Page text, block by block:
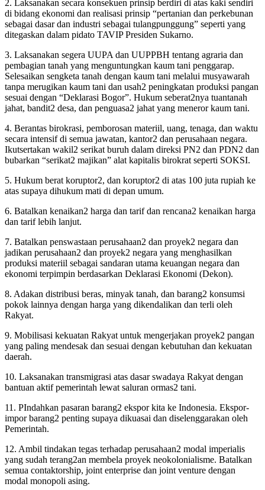
2. Laksanakan secara konsekuen prinsip berdiri di atas kaki sendiri
di bidang ekonomi dan realisasi prinsip “pertanian dan perkebunan
sebagai dasar dan industri sebagai tulangpunggung” seperti yang
ditegaskan dalam pidato TAVIP Presiden Sukarno.
3. Laksanakan segera UUPA dan UUPPBH tentang agraria dan
pembagian tanah yang menguntungkan kaum tani penggarap.
Selesaikan sengketa tanah dengan kaum tani melalui musyawarah
tanpa merugikan kaum tani dan usah2 peningkatan produksi pangan
sesuai dengan “Deklarasi Bogor”. Hukum seberat2nya tuantanah
jahat, bandit2 desa, dan penguasa2 jahat yang meneror kaum tani.
4. Berantas birokrasi, pemborosan materiil, uang, tenaga, dan waktu
secara intensif di semua jawatan, kantor2 dan perusahaan negara.
Ikutsertakan wakil2 serikat buruh dalam direksi PN2 dan PDN2 dan
bubarkan “serikat2 majikan” alat kapitalis birokrat seperti SOKSI.
5. Hukum berat koruptor2, dan koruptor2 di atas 100 juta rupiah ke
atas supaya dihukum mati di depan umum.
6. Batalkan kenaikan2 harga dan tarif dan rencana2 kenaikan harga
dan tarif lebih lanjut.
7. Batalkan penswastaan perusahaan2 dan proyek2 negara dan
jadikan perusahaan2 dan proyek2 negara yang menghasilkan
produksi materiil sebagai sandaran utama keuangan negara dan
ekonomi terpimpin berdasarkan Deklarasi Ekonomi (Dekon).
8. Adakan distribusi beras, minyak tanah, dan barang2 konsumsi
pokok lainnya dengan harga yang dikendalikan dan terli oleh
Rakyat.
9. Mobilisasi kekuatan Rakyat untuk mengerjakan proyek2 pangan
yang paling mendesak dan sesuai dengan kebutuhan dan kekuatan
daerah.
10. Laksanakan transmigrasi atas dasar swadaya Rakyat dengan
bantuan aktif pemerintah lewat saluran ormas2 tani.
11. PIndahkan pasaran barang2 ekspor kita ke Indonesia. Ekspor-
impor barang2 penting supaya dikuasai dan diselenggarakan oleh
Pemerintah.
12. Ambil tindakan tegas terhadap perusahaan2 modal imperialis
yang sudah terang2an membela proyek neokolonialisme. Batalkan
semua contaktorship, joint enterprise dan joint venture dengan
modal monopoli asing.